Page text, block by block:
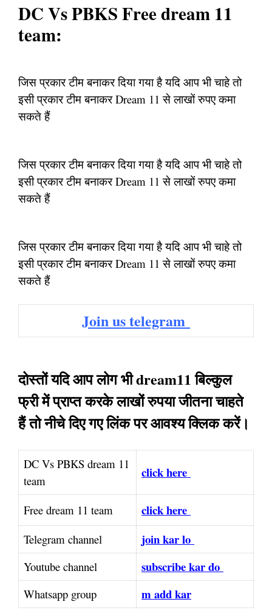
DC Vs PBKS Free dream 11
team:
जिस प्रकार टीम बनाकर दिया गया है यदि आप भी चाहे तो
इसी प्रकार टीम बनाकर Dream 11 से लाखों रुपए कमा
सकते हैं
जिस प्रकार टीम बनाकर दिया गया है यदि आप भी चाहे तो
इसी प्रकार टीम बनाकर Dream 11 से लाखों रुपए कमा
सकते हैं
जिस प्रकार टीम बनाकर दिया गया है यदि आप भी चाहे तो
इसी प्रकार टीम बनाकर Dream 11 से लाखों रुपए कमा
सकते हैं
Join us telegram
दोस्तों यदि आप लोग भी dream11 बिल्कुल
फ्री में प्राप्त करके लाखों रुपया जीतना चाहते
हैं तो नीचे दिए गए लिंक पर आवश्य क्लिक करें।
DC Vs PBKS dream 11
team
click here
Free dream 11 team click here
Telegram channel join kar lo
Youtube channel subscribe kar do
Whatsapp group m add kar